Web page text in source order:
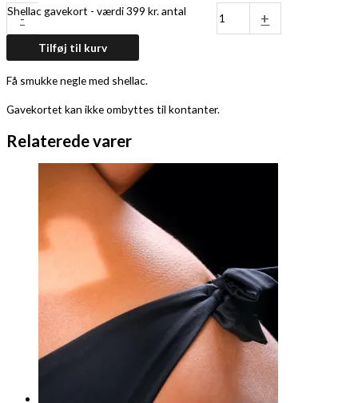
-
Shellac gavekort - værdi 399 kr. antal +
Tilføj til kurv
Få smukke negle med shellac.
Gavekortet kan ikke ombyttes til kontanter.
Relaterede varer